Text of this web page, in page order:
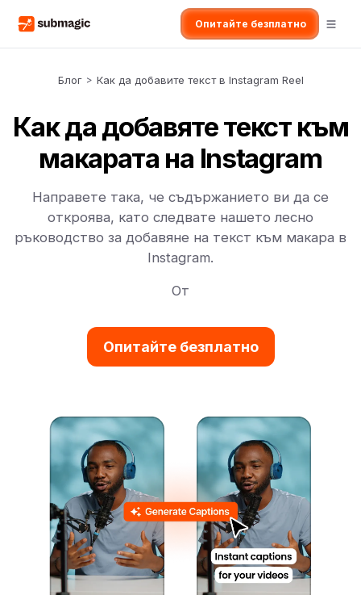
Опитайте безплатно
Блог > Как да добавите текст в Instagram Reel
Как да добавяте текст към
макарата на Instagram
Направете така, че съдържанието ви да се
откроява, като следвате нашето лесно
ръководство за добавяне на текст към макара в
Instagram.
От
Опитайте безплатно